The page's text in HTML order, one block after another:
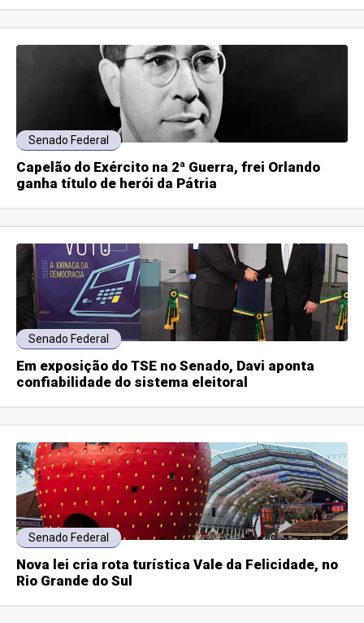
Senado Federal
Capelão do Exército na 2ª Guerra, frei Orlando
ganha título de herói da Pátria
Senado Federal
Em exposição do TSE no Senado, Davi aponta
confiabilidade do sistema eleitoral
Senado Federal
Nova lei cria rota turística Vale da Felicidade, no
Rio Grande do Sul